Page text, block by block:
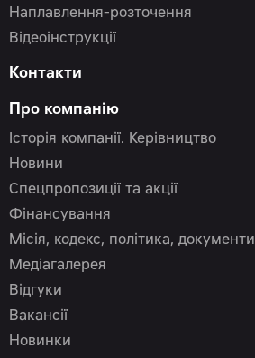
Наплавлення-розточення
Відеоінструкції
Контакти
Про компанію
Історія компанії. Керівництво
Новини
Спецпропозиції та акції
Фінансування
Місія, кодекс, політика, документи
Медіагалерея
Відгуки
Вакансії
Новинки